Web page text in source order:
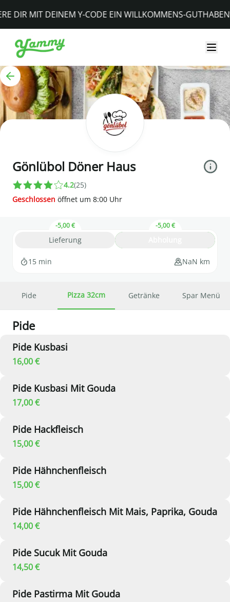
DIR MIT DEINEM Y-CODE EIN WILLKOMMENS-GUTHABEN(*)
Gönlübol Döner Haus
4.2(25)
Geschlossen öffnet um 8:00 Uhr
Lieferung
-5,00 € -5,00 €
15 min NaN km
Pide Pizza 32cm Getränke Spar Menü
Pide
Pide Kusbasi
16,00 €
Pide Kusbasi Mit Gouda
17,00 €
Pide Hackfleisch
15,00 €
Pide Hähnchenfleisch
15,00 €
Pide Hähnchenfleisch Mit Mais, Paprika, Gouda
14,00 €
Pide Sucuk Mit Gouda
14,50 €
Pide Pastirma Mit Gouda